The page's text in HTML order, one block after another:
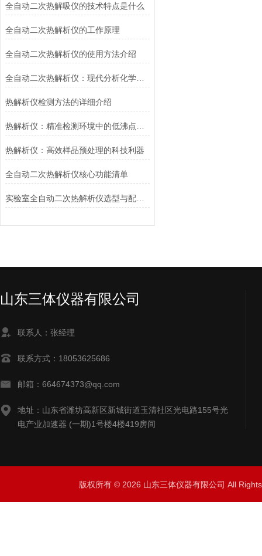
全自动二次热解吸仪的技术特点是什么
全自动二次热解析仪的工作原理
全自动二次热解析仪的使用方法介绍
全自动二次热解析仪：现代分析化学的精准利器
热解析仪检测方法的详细介绍
热解析仪：高效样品预处理的科技利器
全自动二次热解析仪核心功能清单
实验室全自动二次热解析仪选型与配置要点
山东三体仪器有限公司
联系人：张经理
联系方式：18053625686
邮箱：664674373@qq.com
地址：山东省潍坊高新区新城街道玉清社区光电路155号光
电产业加速器 (一期)1号楼4楼419房间
版权所有 © 2026 山东三体仪器有限公司 All